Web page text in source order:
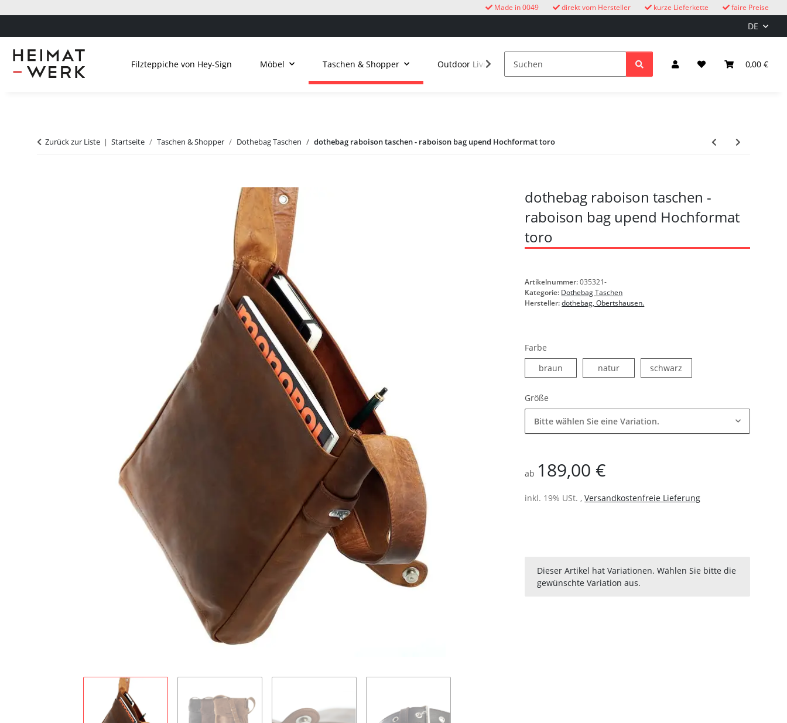
faire Preise
kurze Lieferkette
direkt vom Hersteller
Made in 0049
DE
0,00 €
Filzteppiche von Hey-Sign Möbel Taschen & Shopper Outdoor Living Kuckucksuhren Kinder Licht & Elektro
Zurück zur Liste Startseite Taschen & Shopper Dothebag Taschen dothebag raboison taschen - raboison bag upend Hochformat toro
dothebag raboison taschen -
raboison bag upend Hochformat
toro
Artikelnummer:035321-
Kategorie: Dothebag Taschen
Hersteller:dothebag, Obertshausen.
Farbe
braun
naturnatur schwarz
Größe
Bitte wählen Sie eine Variation.
ab 189,00 €
inkl. 19% USt. ,Versandkostenfreie Lieferung
x
Dieser Artikel hat Variationen. Wählen Sie bitte die
gewünschte Variation aus.